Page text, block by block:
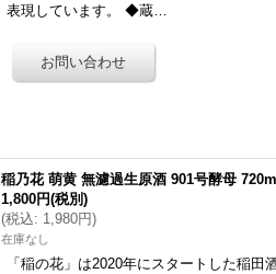
表現しています。 ◆蔵…
稲乃花 萌黄 無濾過生原酒 901号酵母 720ml
1,800円(税別)
(税込: 1,980円)
在庫なし
「稲の花」は2020年にスタートした稲